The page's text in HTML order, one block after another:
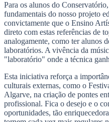
Para os alunos do
fundamentais do nosso projeto
convictamente que o Ensino
direto com estas referências de
analogamente, como ter alunos
laboratórios. A vivência da
"laboratório" onde a técnica
Esta iniciativa reforça a
culturais externas, como o
Algarve, na criação de pontes
profissional. Fica o desejo e o
oportunidades, tão